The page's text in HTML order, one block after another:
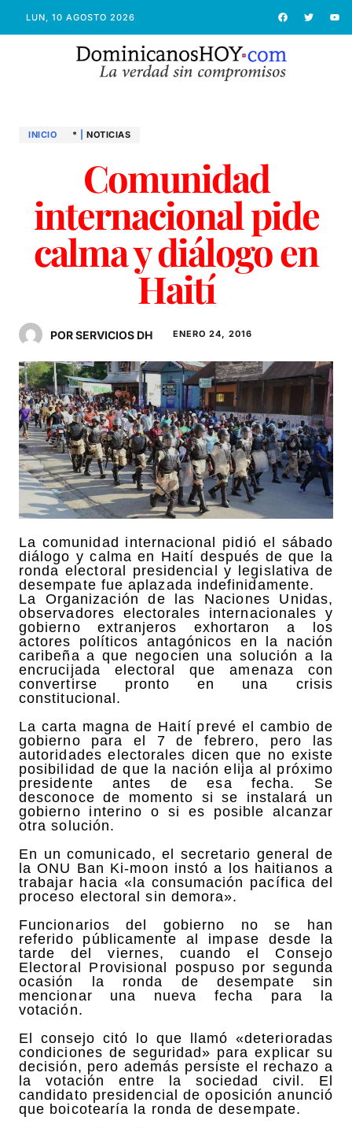
LUN, 10 AGOSTO 2026
INICIO * NOTICIAS
Comunidad
internacional pide
calma y diálogo en
Haití
POR SERVICIOS DH ENERO 24, 2016
La comunidad internacional pidió el sábado
diálogo y calma en Haití después de que la
ronda electoral presidencial y legislativa de
desempate fue aplazada indefinidamente.
La Organización de las Naciones Unidas,
observadores electorales internacionales y
gobierno extranjeros exhortaron a los
actores políticos antagónicos en la nación
caribeña a que negocien una solución a la
encrucijada electoral que amenaza con
convertirse pronto en una crisis
constitucional.
La carta magna de Haití prevé el cambio de
gobierno para el 7 de febrero, pero las
autoridades electorales dicen que no existe
posibilidad de que la nación elija al próximo
presidente antes de esa fecha. Se
desconoce de momento si se instalará un
gobierno interino o si es posible alcanzar
otra solución.
En un comunicado, el secretario general de
la ONU Ban Ki-moon instó a los haitianos a
trabajar hacia «la consumación pacífica del
proceso electoral sin demora».
Funcionarios del gobierno no se han
referido públicamente al impase desde la
tarde del viernes, cuando el Consejo
Electoral Provisional pospuso por segunda
ocasión la ronda de desempate sin
mencionar una nueva fecha para la
votación.
El consejo citó lo que llamó «deterioradas
condiciones de seguridad» para explicar su
decisión, pero además persiste el rechazo a
la votación entre la sociedad civil. El
candidato presidencial de oposición anunció
que boicotearía la ronda de desempate.